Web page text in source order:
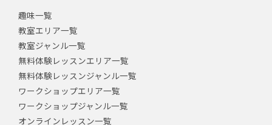
趣味一覧
教室エリア一覧
教室ジャンル一覧
無料体験レッスンエリア一覧
無料体験レッスンジャンル一覧
ワークショップエリア一覧
ワークショップジャンル一覧
オンラインレッスン一覧